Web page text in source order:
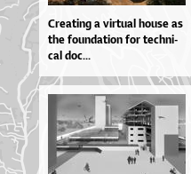
Cre­a­ti­ng a vir­tu­al ho­u­se as
the fo­un­da­ti­on for te­chni­
cal doc...